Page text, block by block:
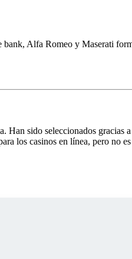
Alfa Romeo y Maserati
sido seleccionados
los casinos en línea, pero no